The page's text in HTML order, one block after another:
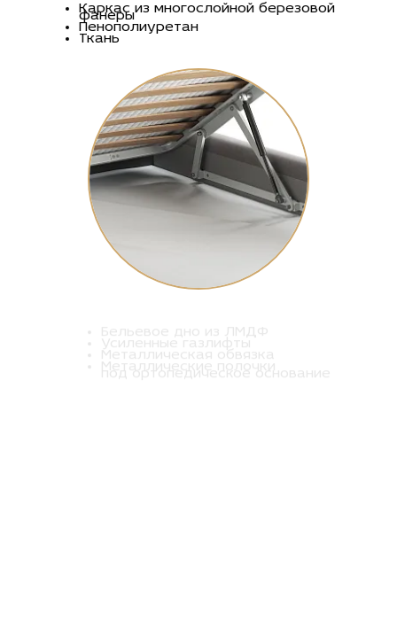
Каркас из многослойной березовой
фанеры
Пенополиуретан
Ткань
Усиленные газлифты
Металлическая обвязка
Металлические полочки
под ортопедическое основание